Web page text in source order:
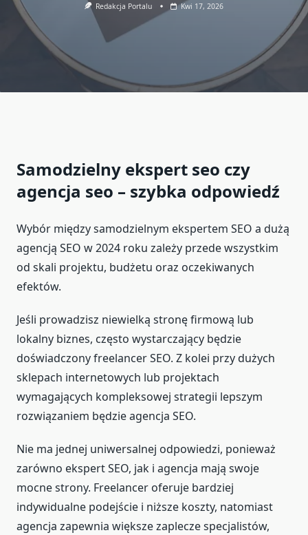
Redakcja Portalu Kwi 17, 2026
Samodzielny ekspert seo czy
agencja seo – szybka odpowiedź
Wybór między samodzielnym ekspertem SEO a dużą
agencją SEO w 2024 roku zależy przede wszystkim
od skali projektu, budżetu oraz oczekiwanych
efektów.
Jeśli prowadzisz niewielką stronę firmową lub
lokalny biznes, często wystarczający będzie
doświadczony freelancer SEO. Z kolei przy dużych
sklepach internetowych lub projektach
wymagających kompleksowej strategii lepszym
rozwiązaniem będzie agencja SEO.
Nie ma jednej uniwersalnej odpowiedzi, ponieważ
zarówno ekspert SEO, jak i agencja mają swoje
mocne strony. Freelancer oferuje bardziej
indywidualne podejście i niższe koszty, natomiast
agencja zapewnia większe zaplecze specjalistów,